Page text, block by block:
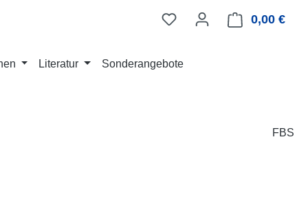
0,00 €
Literatur Sonderangebote
FBS